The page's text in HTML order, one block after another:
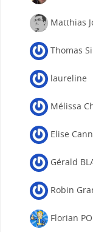
Matthias
Thomas
laureline
Mélissa
Elise
Gérald
Robin
Florian